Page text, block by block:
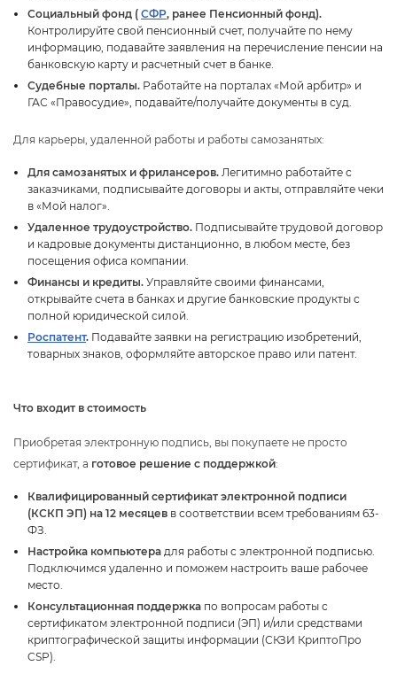
Социальный фонд ( СФР, ранее Пенсионный фонд).
Контролируйте свой пенсионный счет, получайте по нему
информацию, подавайте заявления на перечисление пенсии на
анковскую карту и расчетный счет в банке.
Судебные порталы. Работайте на порталах «Мой арбитр» и
ГАС «Правосудие», подавайте/получайте документы в суд.
Для карьеры, удаленной работы и работы самозанятых:
Для самозанятых и фрилансеров. Легитимно работайте с
заказчиками, подписывайте договоры и акты, отправляйте чеки
«Мой налог».
Удаленное трудоустройство. Подписывайте трудовой договор
и кадровые документы дистанционно, в любом месте, без
посещения офиса компании.
Финансы и кредиты. Управляйте своими финансами,
открывайте счета в банках и другие банковские продукты с
полной юридической силой.
Роспатент. Подавайте заявки на регистрацию изобретений,
товарных знаков, оформляйте авторское право или патент.
Что входит в стоимость
Приобретая электронную подпись, вы покупаете не просто
сертификат, а отовое решение с поддержкой:
Квалифицированный сертификат электронной подписи
(КСКП ЭП) на 12 месяце соответствии всем требованиям 63-
ФЗ.
Настройка компьютера для работы с электронной подписью.
Подключимся удаленно и поможем настроить ваше рабочее
место.
Консультационная поддержка по вопросам работы с
сертификатом электронной подписи (ЭП) и/или средствами
криптографической защиты информации (СКЗИ КриптоПро
CSP).